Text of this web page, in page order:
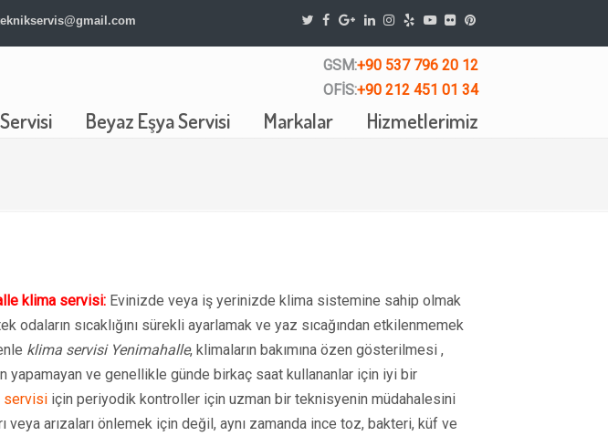
GSM:+90 537 796 20 12
OFİS:+90 212 451 01 34
Beyaz Eşya Servisi Markalar Hizmetlerimiz
klima servisi: Evinizde veya iş yerinizde klima sistemine sahip olmak
odaların sıcaklığını sürekli ayarlamak ve yaz sıcağından etkilenmemek
klima servisi Yenimahalle, klimaların bakımına özen gösterilmesi ,
yapamayan ve genellikle günde birkaç saat kullananlar için iyi bir
servisi için periyodik kontroller için uzman bir teknisyenin müdahalesini
veya arızaları önlemek için değil, aynı zamanda ince toz, bakteri, küf ve